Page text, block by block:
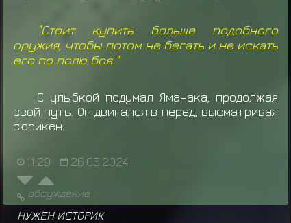
"Стоит купить больше подобного
оружия, чтобы потом не бегать и не искать
его по полю боя."
С улыбкой подумал Яманака, продолжая
свой путь. Он двигался в перед, высматривая
сюрикен.
11:29 26.05.2024
обсуждение
НУЖЕН ИСТОРИК